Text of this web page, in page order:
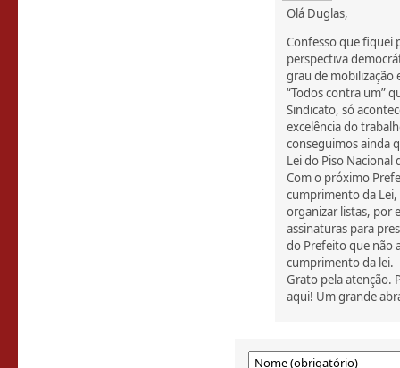
Olá Duglas,
Confesso que fiquei
perspectiva
grau de
“Todos contra um”
Sindicato, só
excelência do
conseguimos ainda
Lei do Piso Nacional
Com o próximo
cumprimento da
organizar listas, por
assinaturas para
do Prefeito que não
cumprimento da lei.
Grato pela atenção.
aqui! Um grande